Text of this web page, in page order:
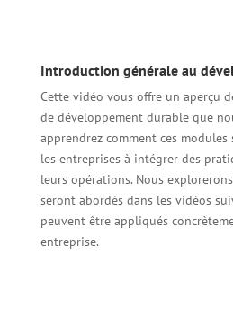
Introduction générale au
Cette vidéo vous offre un aperçu
de développement durable que
apprendrez comment ces
les entreprises à intégrer des
leurs opérations. Nous
seront abordés dans les vidéos
peuvent être appliqués
entreprise.